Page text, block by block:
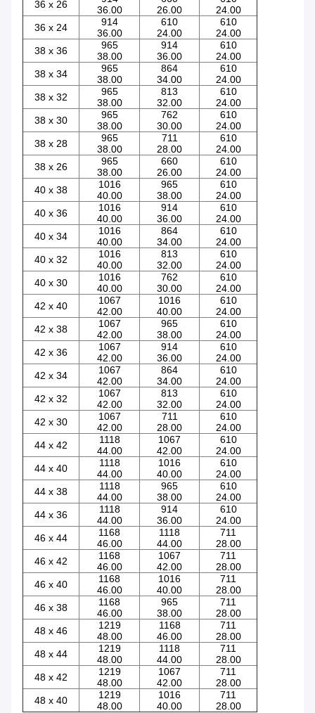
36 x 26
36.00
26.00
24.00
36 x 24
914
36.00
610
24.00
610
24.00
38 x 36
965
38.00
914
36.00
610
24.00
38 x 34
965
38.00
864
34.00
610
24.00
38 x 32
965
38.00
813
32.00
610
24.00
38 x 30
965
38.00
762
30.00
610
24.00
38 x 28
965
38.00
711
28.00
610
24.00
38 x 26
965
38.00
660
26.00
610
24.00
40 x 38
1016
40.00
965
38.00
610
24.00
40 x 36
1016
40.00
914
36.00
610
24.00
40 x 34
1016
40.00
864
34.00
610
24.00
40 x 32
1016
40.00
813
32.00
610
24.00
40 x 30
1016
40.00
762
30.00
610
24.00
42 x 40
1067
42.00
1016
40.00
610
24.00
42 x 38
1067
42.00
965
38.00
610
24.00
42 x 36
1067
42.00
914
36.00
610
24.00
42 x 34
1067
42.00
864
34.00
610
24.00
42 x 32
1067
42.00
813
32.00
610
24.00
42 x 30
1067
42.00
711
28.00
610
24.00
44 x 42
1118
44.00
1067
42.00
610
24.00
44 x 40
1118
44.00
1016
40.00
610
24.00
44 x 38
1118
44.00
965
38.00
610
24.00
44 x 36
1118
44.00
914
36.00
610
24.00
46 x 44
1168
46.00
1118
44.00
711
28.00
46 x 42
1168
46.00
1067
42.00
711
28.00
46 x 40
1168
46.00
1016
40.00
711
28.00
46 x 38
1168
46.00
965
38.00
711
28.00
48 x 46
1219
48.00
1168
46.00
711
28.00
48 x 44
1219
48.00
1118
44.00
711
28.00
48 x 42
1219
48.00
1067
42.00
711
28.00
48 x 40
1219
48.00
1016
40.00
711
28.00